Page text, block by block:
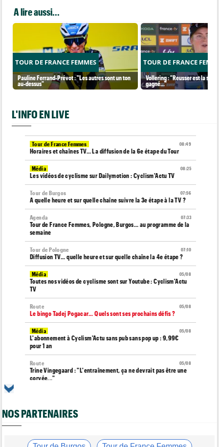
A lire aussi...
TOUR DE FRANCE FEMMES
Pauline Ferrand-Prévot : "Les autres sont un ton
au-dessus"
TOUR DE FRANCE
Vollering : "Reusser est la
gagné..."
L'INFO EN LIVE
08:49
Tour de France Femmes
Horaires et chaînes TV… La diffusion de la 6e étape du Tour
08:25
Média
Les vidéos de cyclisme sur Dailymotion : Cyclism'Actu TV
07:56
Tour de Burgos
A quelle heure et sur quelle chaîne suivre la 3e étape à la TV ?
07:33
Agenda
Tour de France Femmes, Pologne, Burgos… au programme de la
semaine
07:10
Tour de Pologne
Diffusion TV... quelle heure et sur quelle chaîne la 4e étape ?
05/08
Média
Toutes nos vidéos de cyclisme sont sur Youtube : Cyclism'Actu
TV
05/08
Route
Le bingo Tadej Pogacar... Quels sont ses prochains défis ?
05/08
Média
L'abonnement à Cyclism'Actu sans pub sans pop up : 9,99€
pour 1 an
05/08
Route
Trine Vingegaard : "L'entraînement, ça ne devrait pas être une
corvée..."
c'est ici !
NOS PARTENAIRES